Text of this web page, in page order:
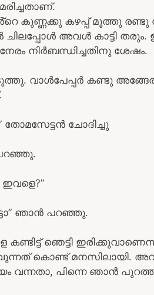
കുണ്ണക്കു കഴപ്പ് മൂത്തു രണ്ടു
അവൾ കാട്ടി തരും.
നിർബന്ധിച്ചതിനു ശേഷം.
വാൾപേപ്പർ കണ്ടു
ചോദിച്ചു
ഇവളെ?”
ഞാൻ പറഞ്ഞു.
ഞെട്ടി
കൊണ്ട് മനസിലായി.
വന്നതാ, പിന്നെ ഞാൻ